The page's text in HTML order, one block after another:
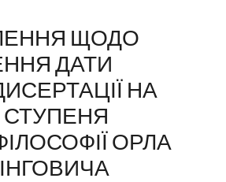
ЩОДО
ДАТИ
НА
СТУПЕНЯ
ОРЛА